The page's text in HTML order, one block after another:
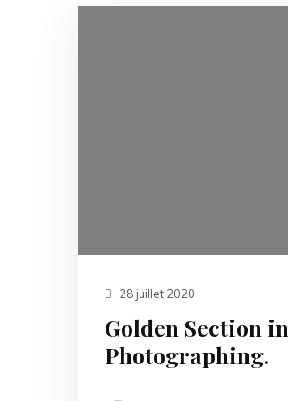
28 juillet 2020
Golden Section in
Photographing.